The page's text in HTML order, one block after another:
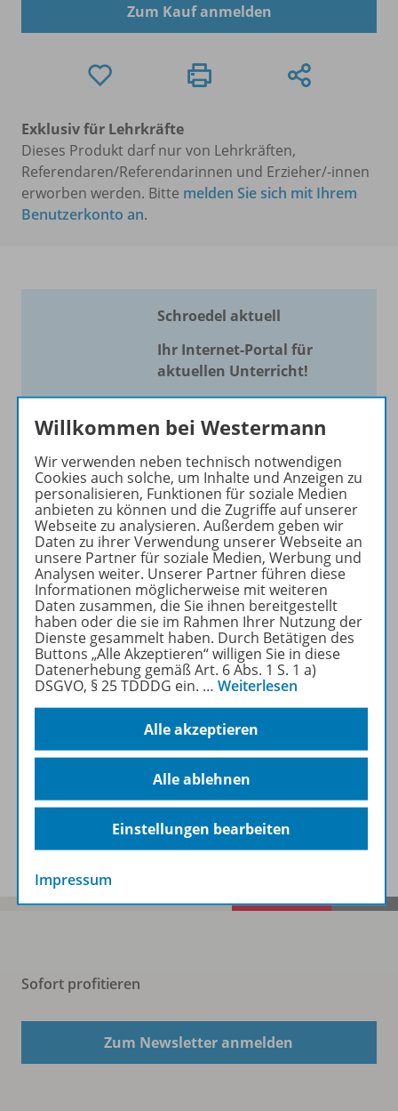
Zum Kauf anmelden
Exklusiv für Lehrkräfte
Dieses Produkt darf nur von Lehrkräften,
Referendaren/Referendarinnen und Erzieher/-innen
erworben werden. Bitte melden Sie sich mit Ihrem
Benutzerkonto an.
Schroedel aktuell
Ihr Internet-Portal für
aktuellen Unterricht!
wir Ihnen einen Service, um
einfach zu gestalten. Jede
Woche drei bis vier
Neuerscheinungen mit
großem Online Archiv.
Mehr erfahren
Informationen
Beschreibung
Spar-Pakete
Sofort profitieren
Zum Newsletter anmelden
Willkommen bei Westermann
Wir verwenden neben technisch notwendigen
Cookies auch solche, um Inhalte und Anzeigen zu
personalisieren, Funktionen für soziale Medien
anbieten zu können und die Zugriffe auf unserer
Webseite zu analysieren. Außerdem geben wir
Daten zu ihrer Verwendung unserer Webseite an
unsere Partner für soziale Medien, Werbung und
Analysen weiter. Unserer Partner führen diese
Informationen möglicherweise mit weiteren
Daten zusammen, die Sie ihnen bereitgestellt
haben oder die sie im Rahmen Ihrer Nutzung der
Dienste gesammelt haben. Durch Betätigen des
Buttons „Alle Akzeptieren“ willigen Sie in diese
Datenerhebung gemäß Art. 6 Abs. 1 S. 1 a)
DSGVO, § 25 TDDDG ein. … Weiterlesen
Alle akzeptieren
Alle ablehnen
Einstellungen bearbeiten
Impressum